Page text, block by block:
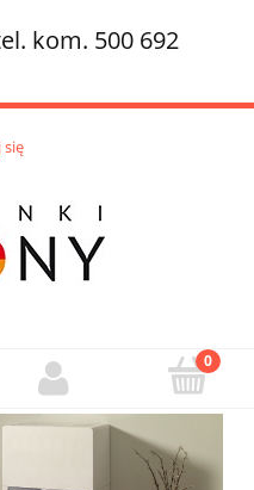
kom. 500 692
się